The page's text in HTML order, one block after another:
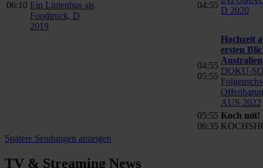
06:10 Ein Linienbus als
Foodtruck, D
2019
04:55
D 2020
04:55
05:55
Hochzeit
ersten
Australien
DOKU-
AUS 2022
05:55
06:35
Koch mit!
Spätere Sendungen anzeigen
TV & Streaming News